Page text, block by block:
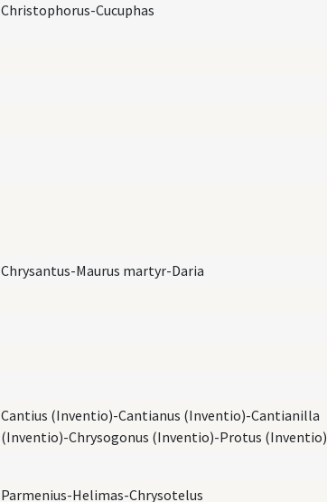
Christophorus-Cucuphas
Chrysantus-Maurus martyr-Daria
Cantius (Inventio)-Cantianus (Inventio)-Cantianilla
(Inventio)-Chrysogonus (Inventio)-Protus (Inventio)
Parmenius-Helimas-Chrysotelus